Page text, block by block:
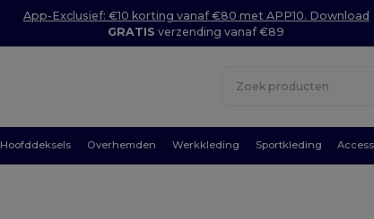
App-Exclusief: €10 korting vanaf €80 met APP10. Download
GRATIS verzending vanaf €89
Hoofddeksels Overhemden Werkkleding Sportkleding